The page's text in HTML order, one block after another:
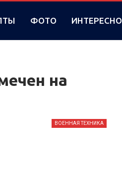
ФОТО ИНТЕРЕСНО
на
ВОЕННАЯ ТЕХНИКА